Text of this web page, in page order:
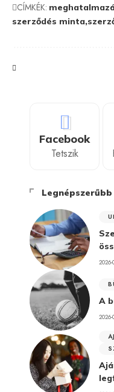
CÍMKÉK:
szerződés minta
Facebook
Tetszik
2026-
A
2026-